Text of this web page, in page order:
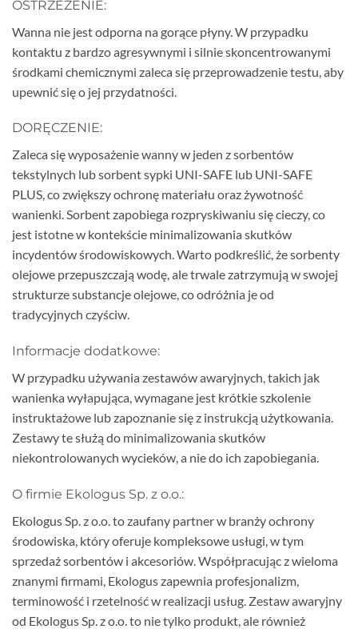
OSTRZEŻENIE:
Wanna nie jest odporna na gorące płyny. W przypadku
kontaktu z bardzo agresywnymi i silnie skoncentrowanymi
środkami chemicznymi zaleca się przeprowadzenie testu, aby
upewnić się o jej przydatności.
DORĘCZENIE:
Zaleca się wyposażenie wanny w jeden z sorbentów
tekstylnych lub sorbent sypki UNI-SAFE lub UNI-SAFE
PLUS, co zwiększy ochronę materiału oraz żywotność
wanienki. Sorbent zapobiega rozpryskiwaniu się cieczy, co
jest istotne w kontekście minimalizowania skutków
incydentów środowiskowych. Warto podkreślić, że sorbenty
olejowe przepuszczają wodę, ale trwale zatrzymują w swojej
strukturze substancje olejowe, co odróżnia je od
tradycyjnych czyściw.
Informacje dodatkowe:
W przypadku używania zestawów awaryjnych, takich jak
wanienka wyłapująca, wymagane jest krótkie szkolenie
instruktażowe lub zapoznanie się z instrukcją użytkowania.
Zestawy te służą do minimalizowania skutków
niekontrolowanych wycieków, a nie do ich zapobiegania.
O firmie Ekologus Sp. z o.o.:
Ekologus Sp. z o.o. to zaufany partner w branży ochrony
środowiska, który oferuje kompleksowe usługi, w tym
sprzedaż sorbentów i akcesoriów. Współpracując z wieloma
znanymi firmami, Ekologus zapewnia profesjonalizm,
terminowość i rzetelność w realizacji usług. Zestaw awaryjny
od Ekologus Sp. z o.o. to nie tylko produkt, ale również